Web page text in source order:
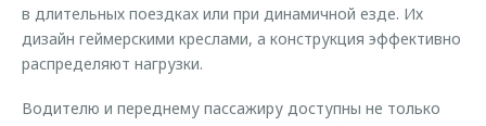
в длительных поездках или при динамичной езде. Их
дизайн геймерскими креслами, а конструкция эффективно
распределяют нагрузки.
Водителю и переднему пассажиру доступны не только